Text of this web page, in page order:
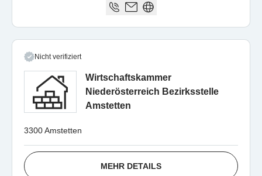
Nicht verifiziert
Wirtschaftskammer
Niederösterreich Bezirksstelle
Amstetten
3300 Amstetten
MEHR DETAILS